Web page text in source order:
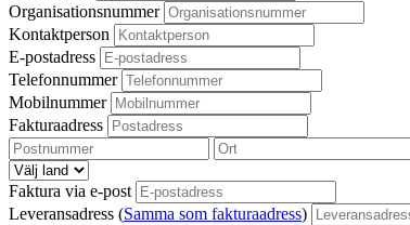
Organisationsnummer
Kontaktperson
E-postadress
Telefonnummer
Mobilnummer
Fakturaadress
Faktura via e-post
Leveransadress (Samma som fakturaadress)